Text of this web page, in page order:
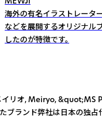
海外の有名イラストレータ
などを展開するオリジナル
したのが特徴です。
リオ, Meiryo,
ンド弊社は日